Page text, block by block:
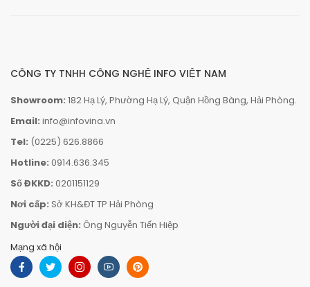
CÔNG TY TNHH CÔNG NGHỆ INFO VIỆT NAM
Showroom: 182 Hạ Lý, Phường Hạ Lý, Quận Hồng Bàng, Hải Phòng.
Email: info@infovina.vn
Tel: (0225) 626.8866
Hotline: 0914.636.345
Số ĐKKD: 0201151129
Nơi cấp: Sở KH&ĐT TP Hải Phòng
Người đại diện: Ông Nguyễn Tiến Hiệp
Mạng xã hội